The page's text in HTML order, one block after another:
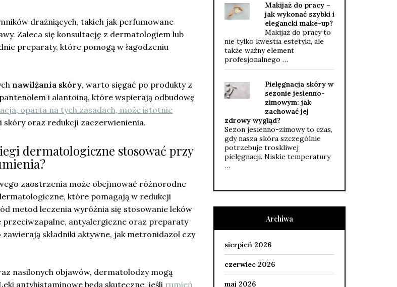
drażniących, takich jak perfumowane
Zaleca się konsultację z dermatologiem lub
preparaty, które pomogą w łagodzeniu
nawilżania skóry, warto sięgać po produkty z
i alantoiną, które wspierają odbudowę
oparta na tych zasadach, może istotnie
oraz redukcji zaczerwienienia.
dermatologiczne stosować przy
zaostrzenia może obejmować różnorodne
które pomagają w redukcji
metod leczenia wyróżnia się stosowanie leków
przeciwzapalne, antyalergiczne oraz preparaty
składniki aktywne, jak metronidazol czy
nasilonych objawów, dermatolodzy mogą
antyhistaminowe będą skuteczne, jeśli rumień
Makijaż do pracy –
jak wykonać szybki i
elegancki make-up?
Makijaż do pracy to
nie tylko kwestia estetyki, ale
także ważny element
profesjonalnego …
Pielęgnacja skóry w
sezonie jesienno-
zimowym: jak
zachować jej
zdrowy wygląd?
Sezon jesienno-zimowy to czas,
gdy nasza skóra szczególnie
potrzebuje troskliwej
pielęgnacji. Niskie temperatury
…
Archiwa
sierpień 2026
czerwiec 2026
maj 2026